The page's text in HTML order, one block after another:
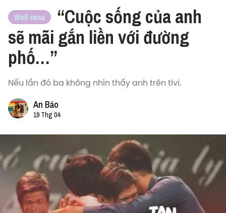
Well-ness
“Cuộc sống của anh
sẽ mãi gắn liền với đường
phố…”
Nếu lần đó ba không nhìn thấy anh trên tivi.
An Bảo
19 Thg 04